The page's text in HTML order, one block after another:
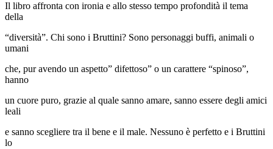
Il libro affronta con ironia e allo stesso tempo profondità il tema
della
“diversità”. Chi sono i Bruttini? Sono personaggi buffi, animali o
umani
che, pur avendo un aspetto” difettoso” o un carattere “spinoso”,
hanno
un cuore puro, grazie al quale sanno amare, sanno essere degli amici
leali
e sanno scegliere tra il bene e il male. Nessuno è perfetto e i Bruttini
lo